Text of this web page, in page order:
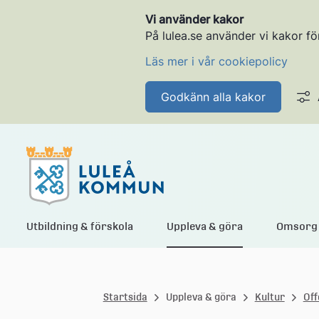
Vi använder kakor
På lulea.se använder vi kakor
Läs mer i vår cookiepolicy
Godkänn alla kakor
L
Utbildning & förskola Uppleva & göra
Startsida Uppleva & göra Kultur